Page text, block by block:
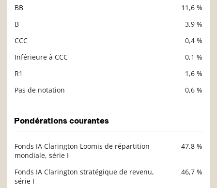
BB
11,6 %
B
3,9 %
CCC
0,4 %
Inférieure à CCC
0,1 %
R1
1,6 %
Pas de notation
0,6 %
Pondérations courantes
DescriptionValeur liquidative
Fonds IA Clarington Loomis de répartition
mondiale, série I
47,8 %
Fonds IA Clarington stratégique de revenu,
série I
46,7 %